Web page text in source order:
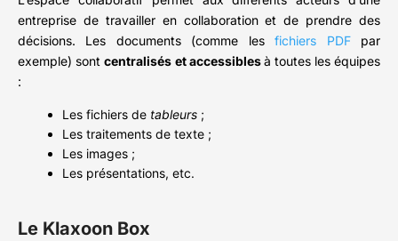
entreprise de travailler en collaboration et de prendre des
décisions. Les documents (comme lesfichiers PDFpar
exemple) sont centralisés et accessiblesà toutes les équipes
:
Les fichiers de tableurs ;
Les traitements de texte ;
Les images ;
Les présentations, etc.
Le Klaxoon Box